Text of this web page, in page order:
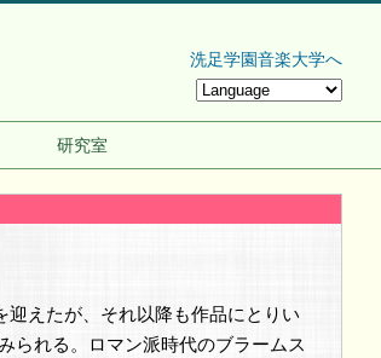
洗足学園音楽大学へ
研究室
えたが、それ以降も作品にとりい
られる。ロマン派時代のブラームス